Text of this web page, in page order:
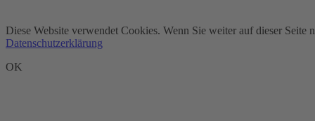
Diese Website verwendet Cookies. Wenn Sie weiter auf dieser
Datenschutzerklärung
OK